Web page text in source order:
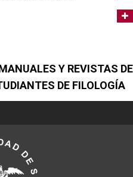
Y REVISTAS DE
DE FILOLOGÍA